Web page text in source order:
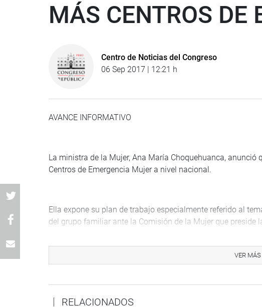
MÁS CENTROS DE
Centro de Noticias del Congreso
06 Sep 2017 | 12:21 h
AVANCE INFORMATIVO
La ministra de la Mujer, Ana María Choquehuanca,
Centros de Emergencia Mujer a nivel nacional.
Ella expone su plan de trabajo especialmente referido al
del grupo familiar ante la Comisión de la Mujer que preside
La ministra también informará sobre las políticas de su
Señala que como estrategia para enfrentar la violencia
VER MÁS
RELACIONADOS